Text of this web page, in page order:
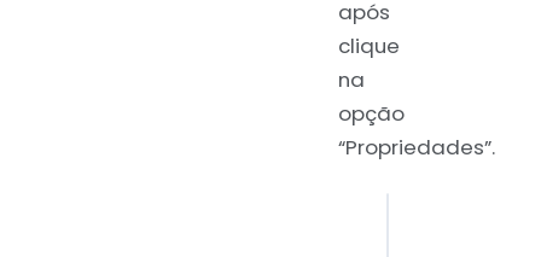
após
clique
na
opção
“Propriedades”.